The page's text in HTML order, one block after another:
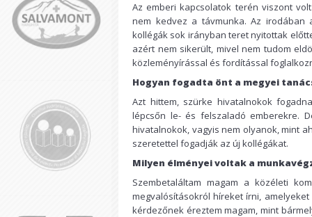
Az emberi kapcsolatok terén viszont
nem kedvez a távmunka. Az irodában
kollégák sok irányban teret nyitottak
azért nem sikerült, mivel nem tudom
közleményírással és fordítással
Hogyan fogadta önt a megyei
Azt hittem, szürke hivatalnokok
lépcsőn le- és felszaladó emberekre.
hivatalnokok, vagyis nem olyanok, mint
szeretettel fogadják az új kollégákat.
Milyen élményei voltak a
Szembetaláltam magam a közéleti
megvalósításokról híreket írni,
kérdezőnek éreztem magam, mint